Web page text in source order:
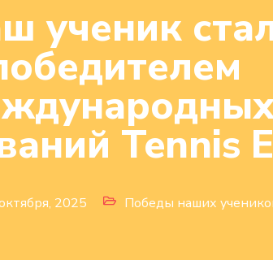
ученик
Tennis
2025 Победы наших